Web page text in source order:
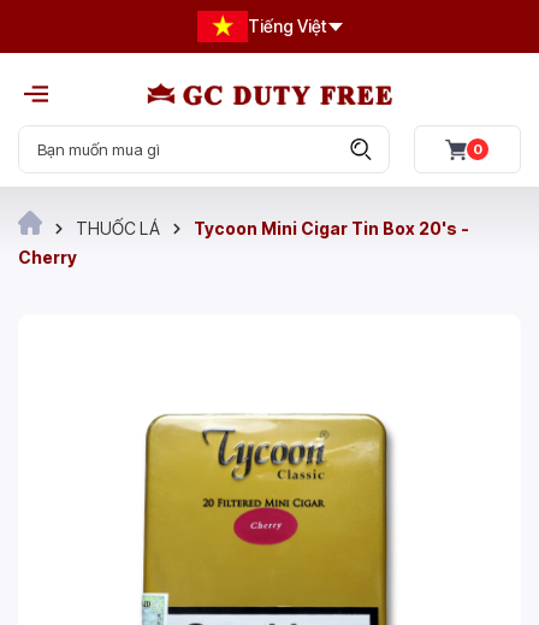
Tiếng Việt
0
THUỐC LÁ
Tycoon Mini Cigar Tin Box 20's -
Cherry